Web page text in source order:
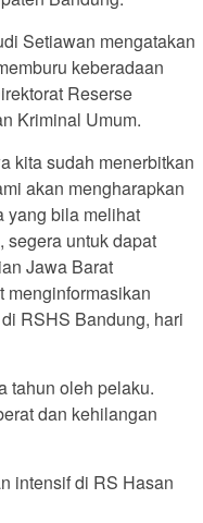
Setiawan mengatakan
keberadaan
Reserse
Kriminal Umum.
kita sudah menerbitkan
akan mengharapkan
yang bila melihat
segera untuk dapat
Jawa Barat
menginformasikan
RSHS Bandung, hari
tahun oleh pelaku.
dan kehilangan
intensif di RS Hasan